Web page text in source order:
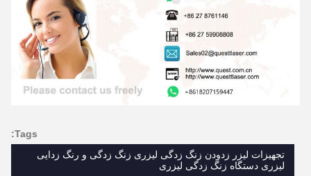
Tags:
تجهیزات لیزر زدودن زنگ زدگی لیزری زنگ زدگی و رنگ زدایی
لیزری دستگاه زنگ زدگی لیزری